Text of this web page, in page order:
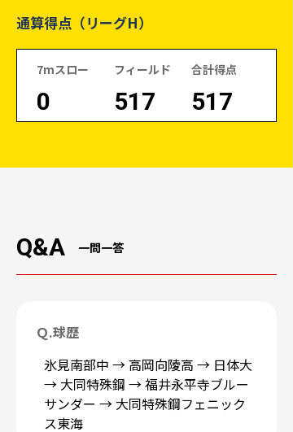
通算得点（リーグH）
7mスロー フィールド 合計得点
0 517 517
Q&A 一問一答
Ｑ.球歴
氷見南部中 → 高岡向陵高 → 日体大
→ 大同特殊鋼 → 福井永平寺ブルー
サンダー → 大同特殊鋼フェニック
ス東海